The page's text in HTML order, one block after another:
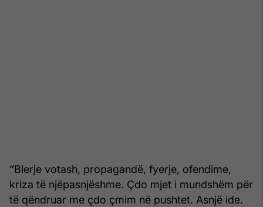
“Blerje votash, propagandë, fyerje, ofendime,
kriza të njëpasnjëshme. Çdo mjet i mundshëm për
të qëndruar me çdo çmim në pushtet. Asnjë ide.